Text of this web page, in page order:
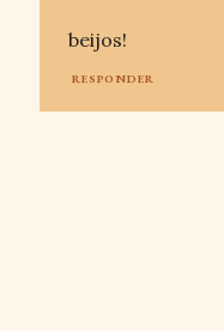
beijos!
RESPONDER